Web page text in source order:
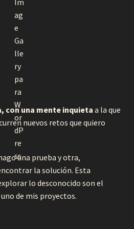
con una mente inquieta a la que
nuevos retos que quiero
una prueba y otra,
la solución. Esta
lo desconocido son el
de mis proyectos.